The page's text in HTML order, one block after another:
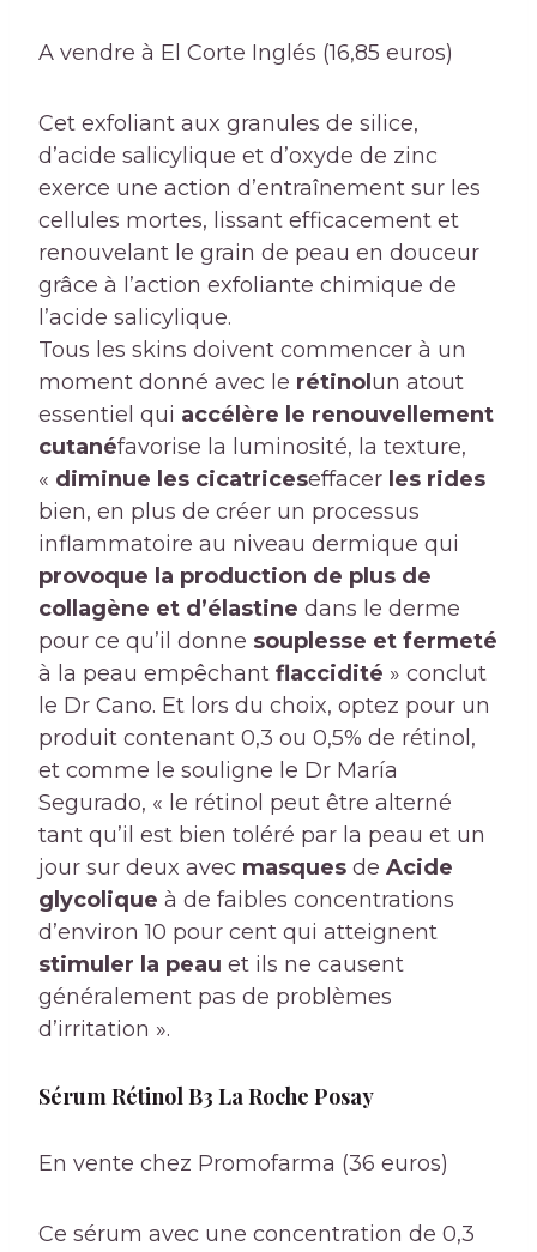
A vendre à El Corte Inglés (16,85 euros)
Cet exfoliant aux granules de silice,
d’acide salicylique et d’oxyde de zinc
exerce une action d’entraînement sur les
cellules mortes, lissant efficacement et
renouvelant le grain de peau en douceur
grâce à l’action exfoliante chimique de
l’acide salicylique.
Tous les skins doivent commencer à un
moment donné avec le rétinol un atout
essentiel qui accélère le renouvellement
cutanéfavorise la luminosité, la texture,
« diminue les cicatriceseffacer les rides
bien, en plus de créer un processus
inflammatoire au niveau dermique qui
provoque la production de plus de
collagène et d’élastine dans le derme
pour ce qu’il donne souplesse et fermeté
à la peau empêchant flaccidité » conclut
le Dr Cano. Et lors du choix, optez pour un
produit contenant 0,3 ou 0,5% de rétinol,
et comme le souligne le Dr María
Segurado, « le rétinol peut être alterné
tant qu’il est bien toléré par la peau et un
jour sur deux avec masques de Acide
glycolique à de faibles concentrations
d’environ 10 pour cent qui atteignent
stimuler la peau et ils ne causent
généralement pas de problèmes
d’irritation ».
Sérum Rétinol B3 La Roche Posay
En vente chez Promofarma (36 euros)
Ce sérum avec une concentration de 0,3